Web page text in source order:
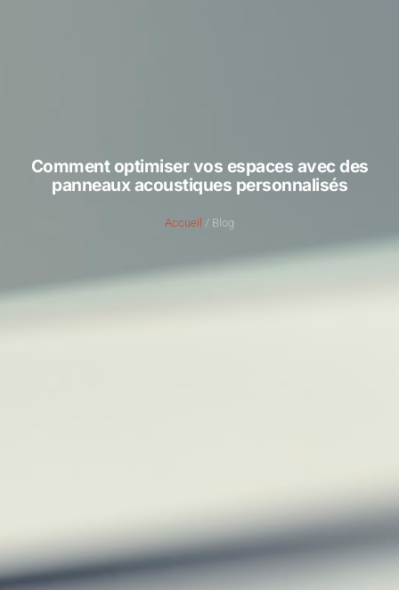
Comment optimiser vos espaces avec des
panneaux acoustiques personnalisés
Accueil / Blog